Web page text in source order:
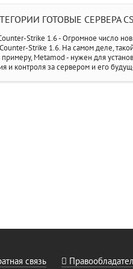
ГОТОВЫЕ СЕРВЕРА
Strike 1.6 - Огромное число
Strike 1.6. На самом деле,
примеру, Metamod - нужен для
и контроля за сервером и его
связь